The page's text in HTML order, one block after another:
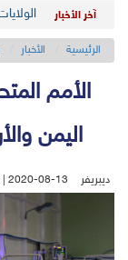
آخر الأخبار
الرئيسية الأخبار
الأمم
اليمن
ديبريفر 2020-08-13 | منذ 3 سنة